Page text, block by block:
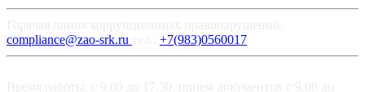
compliance@zao-srk.ru
+7(983)0560017